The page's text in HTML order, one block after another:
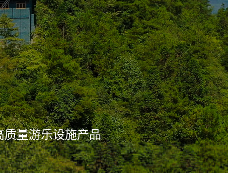
质量游乐设施产品